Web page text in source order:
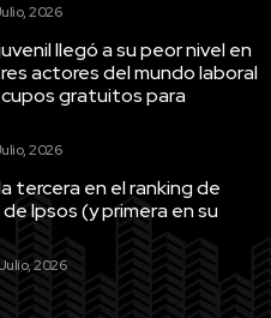
2026
llegó a su peor nivel en
actores del mundo laboral
gratuitos para
2026
tercera en el ranking de
Ipsos (y primera en su
2026